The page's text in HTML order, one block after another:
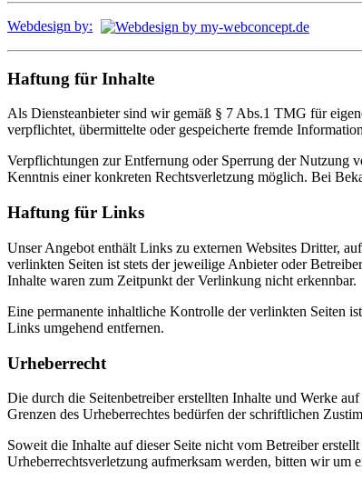
Webdesign by:
Haftung für Inhalte
Als Diensteanbieter sind wir gemäß § 7 Abs.1 TMG für
verpflichtet, übermittelte oder gespeicherte fremde
Verpflichtungen zur Entfernung oder Sperrung der Nutzung
Kenntnis einer konkreten Rechtsverletzung möglich. Bei
Haftung für Links
Unser Angebot enthält Links zu externen Websites Dritter,
verlinkten Seiten ist stets der jeweilige Anbieter oder
Inhalte waren zum Zeitpunkt der Verlinkung nicht erkennbar.
Eine permanente inhaltliche Kontrolle der verlinkten Seiten
Links umgehend entfernen.
Urheberrecht
Die durch die Seitenbetreiber erstellten Inhalte und Werke
Grenzen des Urheberrechtes bedürfen der schriftlichen
Soweit die Inhalte auf dieser Seite nicht vom Betreiber
Urheberrechtsverletzung aufmerksam werden, bitten wir um